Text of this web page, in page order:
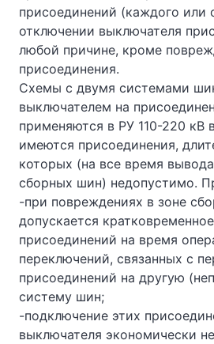
присоединений (каждого или
отключении выключателя
любой причине, кроме
присоединения.
Схемы с двумя системами
выключателем на
применяются в РУ 110-220 кВ
имеются присоединения,
которых (на все время
сборных шин) недопустимо.
-при повреждениях в зоне
допускается
присоединений на время
переключений, связанных с
присоединений на другую
систему шин;
-подключение этих
выключателя экономически